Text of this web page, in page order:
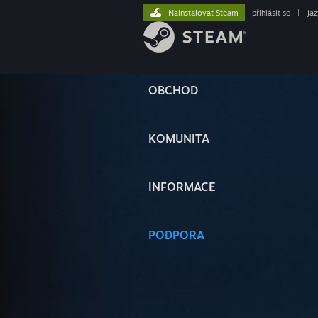
OBCHOD
KOMUNITA
INFORMACE
PODPORA
Nainstalovat Steam přihlásit se